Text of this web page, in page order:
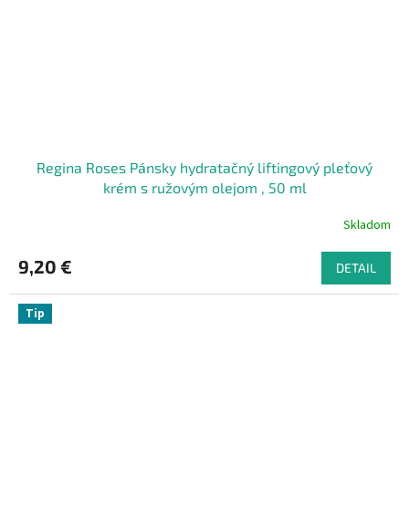
Regina Roses Pánsky hydratačný liftingový pleťový
krém s ružovým olejom , 50 ml
Skladom
9,20 € DETAIL
Tip